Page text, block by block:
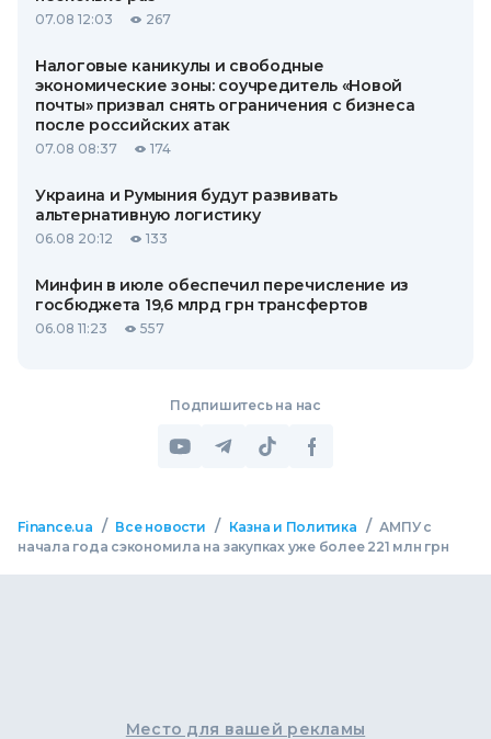
07.08 12:03 267
Налоговые каникулы и свободные
экономические зоны: соучредитель «Новой
почты» призвал снять ограничения с бизнеса
после российских атак
07.08 08:37 174
Украина и Румыния будут развивать
альтернативную логистику
06.08 20:12 133
Минфин в июле обеспечил перечисление из
госбюджета 19,6 млрд грн трансфертов
06.08 11:23 557
Подпишитесь на нас
Finance.ua / Все новости / Казна и Политика / АМПУ с
начала года сэкономила на закупках уже более 221 млн грн
Место для вашей рекламы